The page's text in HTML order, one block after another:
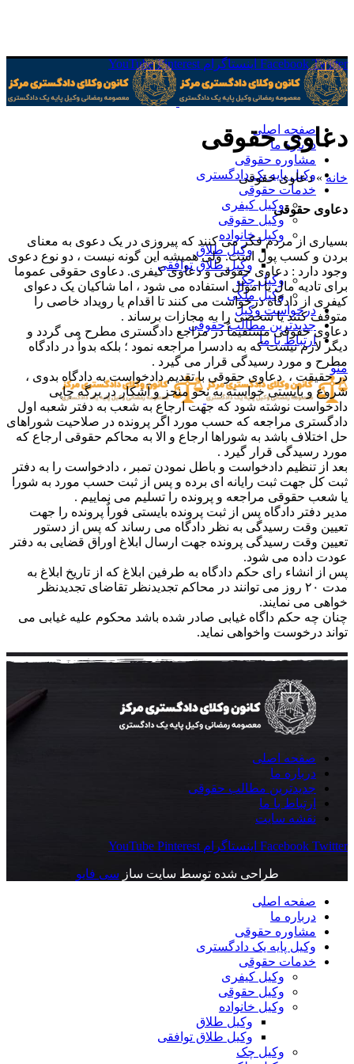
Facebook Twitter اینستاگرام YouTube Pinterest
صفحه اصلی
درباره ما
مشاوره حقوقی
وکیل پایه یک دادگستری
خدمات حقوقی
وکیل کیفری
وکیل حقوقی
وکیل خانواده
وکیل طلاق
وکیل طلاق توافقی
وکیل چک
وکیل ملکی
درخواست وکیل
جدیدترین مطالب حقوقی
ارتباط با ما
منو
دعاوی حقوقی
خانه»دعاوی حقوقی
دعاوی حقوقی
بسیاری از مردم فکر می کنند که پیروزی در یک دعوی به معنای
بردن و کسب پول است. ولی همیشه این گونه نیست ، دو نوع دعوی
وجود دارد : دعاوی حقوقی و دعاوی کیفری. دعاوی حقوقی عموما
برای تادیه مال یا اموال استفاده می شود ، اما شاکیان یک دعوای
کیفری از دادگاه درخواست می کنند تا اقدام یا رویداد خاصی را
متوقف کنند یا شخصی را به مجازات برساند .
دعاوی حقوقی مستقیماٌ در مراجع دادگستری مطرح می گردد و
دیگر لازم نیست که به دادسرا مراجعه نمود ؛ بلکه بدواٌ در دادگاه
مطرح و مورد رسیدگی قرار می گیرد .
در حقیقت ، دعاوی حقوقی با تقدیم دادخواست به دادگاه بدوی ،
شروع و بایستی خواسته به نحو منجز و آشکار در برگه چاپی
دادخواست نوشته شود که جهت ارجاع به شعب به دفتر شعبه اول
دادگستری مراجعه که حسب مورد اگر پرونده در صلاحیت شوراهای
حل اختلاف باشد به شوراها ارجاع و الا به محاکم حقوقی ارجاع که
مورد رسیدگی قرار گیرد .
بعد از تنظیم دادخواست و باطل نمودن تمبر ، دادخواست را به دفتر
ثبت کل جهت ثبت رایانه ای برده و پس از ثبت حسب مورد به شورا
یا شعب حقوقی مراجعه و پرونده را تسلیم می نماییم .
مدیر دفتر دادگاه پس از ثبت پرونده بایستی فوراٌ پرونده را جهت
تعیین وقت رسیدگی به نظر دادگاه می رساند که پس از دستور
تعیین وقت رسیدگی پرونده جهت ارسال ابلاغ اوراق قضایی به دفتر
عودت داده می شود.
پس از انشاء رای حکم دادگاه به طرفین ابلاغ که از تاریخ ابلاغ به
مدت ۲۰ روز می توانند در محاکم تجدیدنظر تقاضای تجدیدنظر
خواهی می نمایند.
چنان چه حکم داگاه غیابی صادر شده باشد محکوم علیه غیابی می
تواند درخوست واخواهی نماید.
صفحه اصلی
درباره ما
جدیدترین مطالب حقوقی
ارتباط با ما
نقشه سایت
Facebook Twitter اینستاگرام YouTube Pinterest
طراحی شده توسط سایت ساز سی فایو
صفحه اصلی
درباره ما
مشاوره حقوقی
وکیل پایه یک دادگستری
خدمات حقوقی
وکیل کیفری
وکیل حقوقی
وکیل خانواده
وکیل طلاق
وکیل طلاق توافقی
وکیل چک